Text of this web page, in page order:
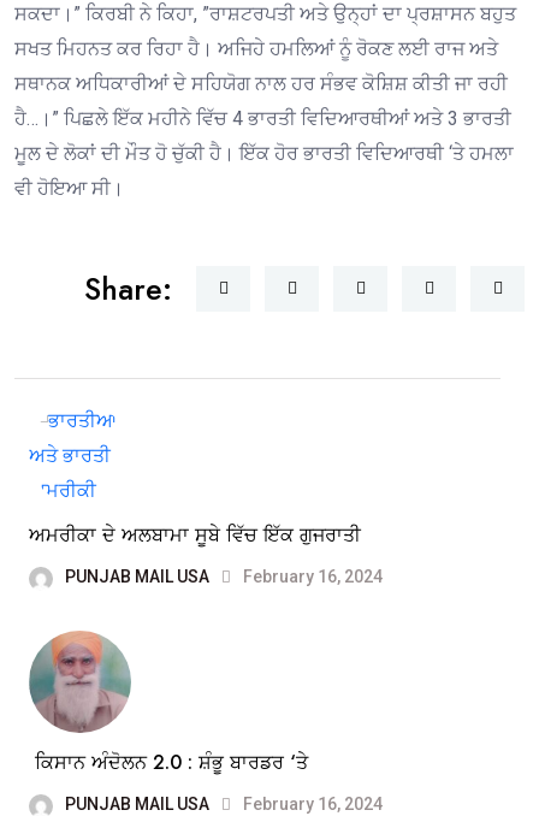
ਸਕਦਾ।” ਕਿਰਬੀ ਨੇ ਕਿਹਾ, ”ਰਾਸ਼ਟਰਪਤੀ ਅਤੇ ਉਨ੍ਹਾਂ ਦਾ ਪ੍ਰਸ਼ਾਸਨ ਬਹੁਤ
ਸਖਤ ਮਿਹਨਤ ਕਰ ਰਿਹਾ ਹੈ। ਅਜਿਹੇ ਹਮਲਿਆਂ ਨੂੰ ਰੋਕਣ ਲਈ ਰਾਜ ਅਤੇ
ਸਥਾਨਕ ਅਧਿਕਾਰੀਆਂ ਦੇ ਸਹਿਯੋਗ ਨਾਲ ਹਰ ਸੰਭਵ ਕੋਸ਼ਿਸ਼ ਕੀਤੀ ਜਾ ਰਹੀ
ਹੈ…।” ਪਿਛਲੇ ਇੱਕ ਮਹੀਨੇ ਵਿੱਚ 4 ਭਾਰਤੀ ਵਿਦਿਆਰਥੀਆਂ ਅਤੇ 3 ਭਾਰਤੀ
ਮੂਲ ਦੇ ਲੋਕਾਂ ਦੀ ਮੌਤ ਹੋ ਚੁੱਕੀ ਹੈ। ਇੱਕ ਹੋਰ ਭਾਰਤੀ ਵਿਦਿਆਰਥੀ ‘ਤੇ ਹਮਲਾ
ਵੀ ਹੋਇਆ ਸੀ।
Share:
ਅਮਰੀਕਾ ਦੇ ਅਲਬਾਮਾ ਸੂਬੇ ਵਿੱਚ ਇੱਕ ਗੁਜਰਾਤੀ
PUNJAB MAIL USA February 16, 2024
ਕਿਸਾਨ ਅੰਦੋਲਨ 2.0 : ਸ਼ੰਭੂ ਬਾਰਡਰ ‘ਤੇ
PUNJAB MAIL USA February 16, 2024